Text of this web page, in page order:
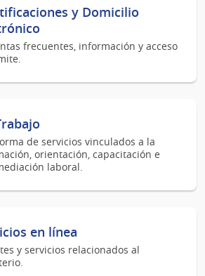
y Domicilio
frecuentes, información y acceso
de servicios vinculados a la
orientación, capacitación e
laboral.
en línea
y servicios relacionados al